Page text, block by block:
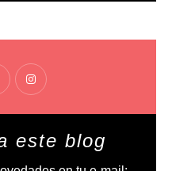
este blog